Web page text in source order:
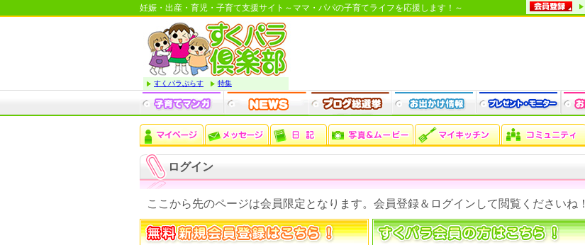
妊娠・出産・育児・子育て支援サイト～ママ・パパの子育てライフを応援します！～
すくパラぷらす 特集
ログイン
ここから先のページは会員限定となります。会員登録＆ログインして閲覧くださいね！